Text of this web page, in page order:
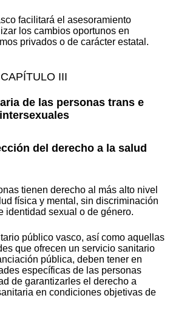
facilitará el asesoramiento
los cambios oportunos en
privados o de carácter estatal.
CAPÍTULO III
de las personas trans e
intersexuales
del derecho a la salud
tienen derecho al más alto nivel
física y mental, sin discriminación
identidad sexual o de género.
público vasco, así como aquellas
que ofrecen un servicio sanitario
pública, deben tener en
específicas de las personas
de garantizarles el derecho a
en condiciones objetivas de